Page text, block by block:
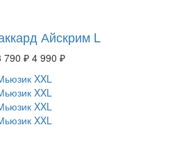
Айскрим L
790 ₽ 4 990 ₽